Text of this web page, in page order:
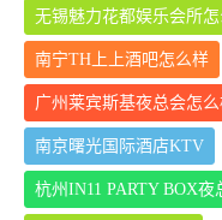
无锡魅力花都娱乐会所
南宁TH上上酒吧怎么样
广州莱宾斯基夜总会怎
南京曙光国际酒店KTV
杭州IN11 PARTY BOX夜